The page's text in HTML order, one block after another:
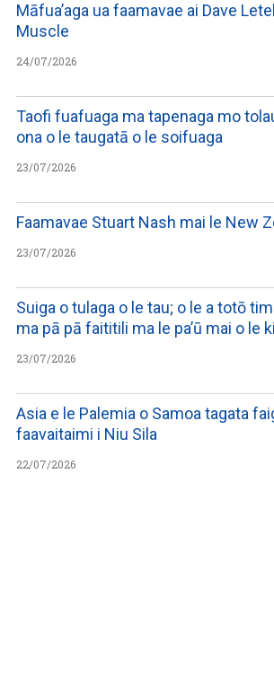
Māfua’aga ua faamavae ai Dave
Muscle
24/07/2026
Taofi fuafuaga ma tapenaga mo
ona o le taugatā o le soifuaga
23/07/2026
Faamavae Stuart Nash mai le New
23/07/2026
Suiga o tulaga o le tau; o le a totō
ma pā pā faititili ma le pa’ū mai o le
23/07/2026
Asia e le Palemia o Samoa tagata
faavaitaimi i Niu Sila
22/07/2026